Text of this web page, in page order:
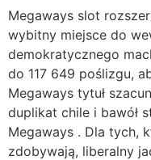
Megaways slot
wybitny miejsce do
demokratycznego
do 117 649 poślizgu,
Megaways tytuł
duplikat chile i bawół
Megaways . Dla tych,
zdobywają, liberalny